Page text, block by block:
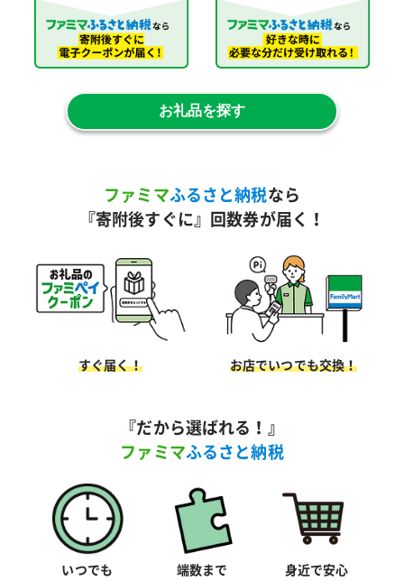
お礼品を探す
ファミマふるさと納税なら
『寄附後すぐに』回数券が届く！
すぐ届く！ お店でいつでも交換！
『だから選ばれる！』
ファミマふるさと納税
いつでも
端数まで
身近で安心